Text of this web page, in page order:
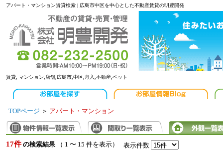
アパート・マンション賃貸検索 | 広島市中区を中心とした不動産賃貸の明豊開発
賃貸, マンション,店舗,広島市,中区,舟入,不動産,ペット
TOPページ ＞ アパート・マンション
17件 の検索結果 （ 1 〜 15 件を表示） 表示件数